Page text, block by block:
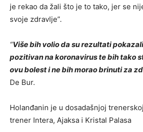
je rekao da žali što je to tako, jer se
svoje zdravlje”.
“Više bih volio da su rezultati
pozitivan na koronavirus te bih tako
ovu bolest i ne bih morao brinuti za
De Bur.
Holanđanin je u dosadašnjoj
trener Intera, Ajaksa i Kristal Palasa